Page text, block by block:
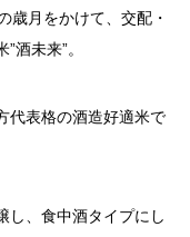
歳月をかけて、交配・
酒未来”。
代表格の酒造好適米で
し、食中酒タイプにし